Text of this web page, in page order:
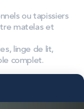
ou tapissiers
matelas et
linge de lit,
complet.
comme